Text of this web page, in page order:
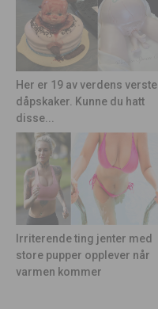
Her er 19 av verdens verste
dåpskaker. Kunne du hatt
disse...
Irriterende ting jenter med
store pupper opplever når
varmen kommer